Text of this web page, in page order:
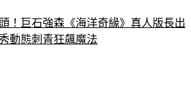
！巨石強森《海洋奇緣》真人版長出
動態刺青狂飆魔法